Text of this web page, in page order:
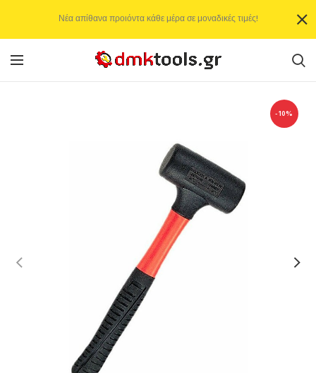
-10%
Νέα απίθανα προιόντα κάθε μέρα σε μοναδικές τιμές!